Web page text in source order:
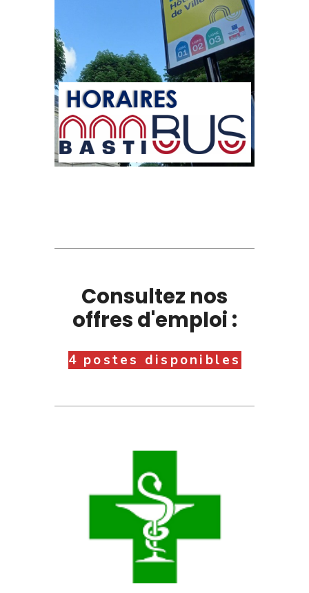
Consultez nos
offres d'emploi :
4 postes disponibles